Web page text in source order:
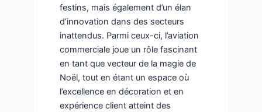
festins, mais également d’un élan
d’innovation dans des secteurs
inattendus. Parmi ceux-ci, l’aviation
commerciale joue un rôle fascinant
en tant que vecteur de la magie de
Noël, tout en étant un espace où
l’excellence en décoration et en
expérience client atteint des